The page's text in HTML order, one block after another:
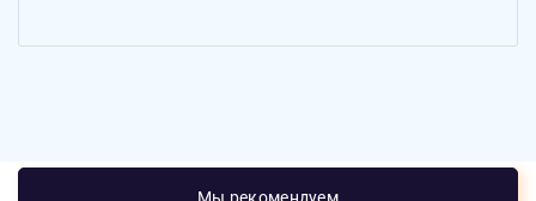
Мы рекомендуем